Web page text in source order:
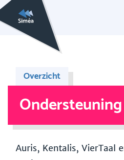
Overzicht
Ondersteuning
Auris, Kentalis, VierTaal